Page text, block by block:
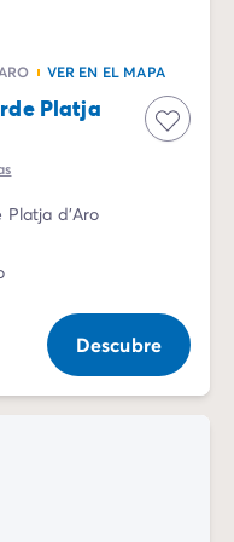
VER EN EL MAPA
Platja
Platja d'Aro
Descubre